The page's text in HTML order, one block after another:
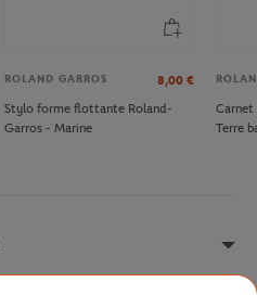
ROLAND GARROS 8,00 €
Stylo forme flottante Roland-
Garros - Marine
Carnet
Terre